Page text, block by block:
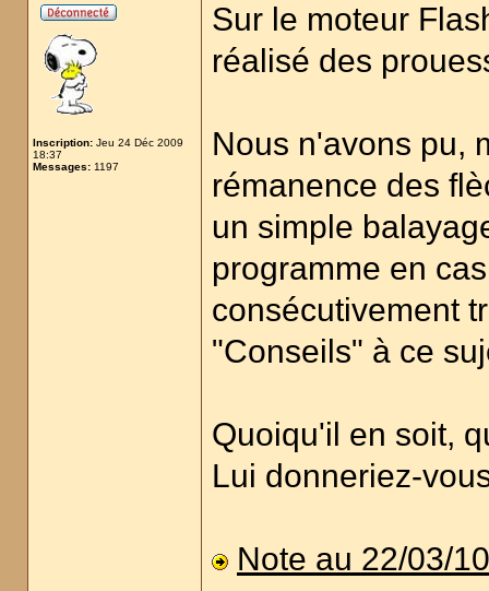
Inscription: Jeu 24 Déc 2009
18:37
Messages: 1197
Sur le moteur
réalisé des
Nous n'avons pu,
rémanence des
un simple
programme en
consécutivement
"Conseils" à ce
Quoiqu'il en soit,
Lui donneriez-
Note au 22/03/10